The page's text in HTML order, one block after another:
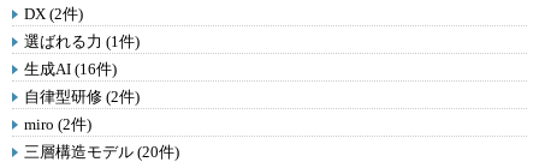
DX (2件)
選ばれる力 (1件)
生成AI (16件)
自律型研修 (2件)
miro (2件)
三層構造モデル (20件)